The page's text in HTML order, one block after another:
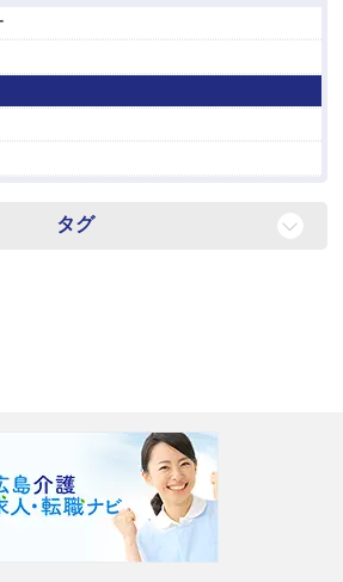
タグ